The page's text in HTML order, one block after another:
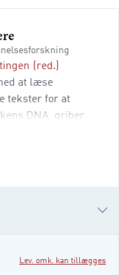
(red.)
at læse
tekster for at
DNA, griber
er ikke
Lev. omk. kan tillægges